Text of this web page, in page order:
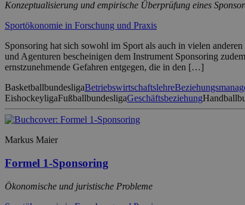
Konzeptualisierung und empirische Überprüfung eines
Sportökonomie in Forschung und Praxis
Sponsoring hat sich sowohl im Sport als auch in vielen
und Agenturen bescheinigen dem Instrument Sponsoring
ernstzunehmende Gefahren entgegen, die in den […]
BasketballbundesligaBetriebswirtschaftslehre
EishockeyligaFußballbundesligaGeschäftsbeziehung
Markus Maier
Formel 1-Sponsoring
Ökonomische und juristische Probleme